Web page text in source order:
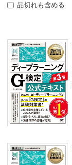
品切れも含める